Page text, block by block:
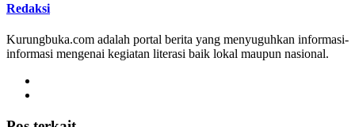
Redaksi
Kurungbuka.com adalah portal berita yang menyuguhkan informasi-
informasi mengenai kegiatan literasi baik lokal maupun nasional.